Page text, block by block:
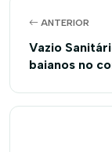
ANTERIOR
Vazio
baianos no